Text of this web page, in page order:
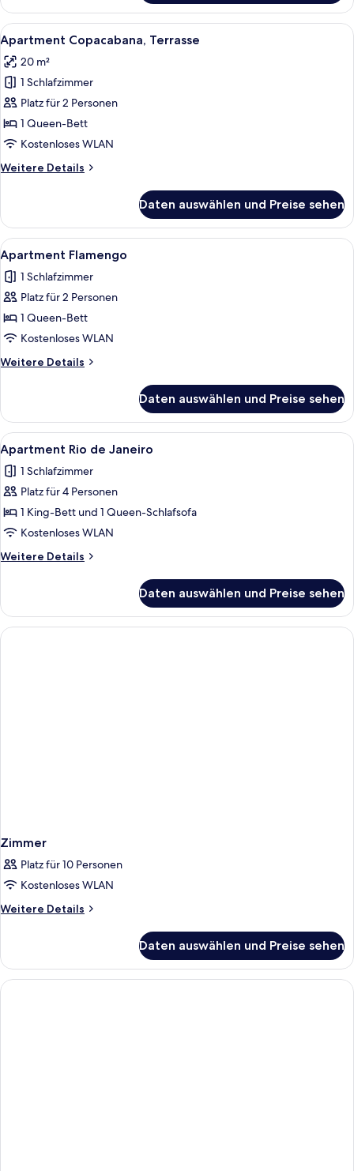
Copacabana,
Balkon
Alle
Fotos
für
Apartment
Copacabana,
Terrasse
anzeigen
Ein Hotelzimmer mit einem Bett,
12
Apartment Copacabana, Terrasse
20 m²
1 Schlafzimmer
Platz für 2 Personen
1 Queen-Bett
Kostenloses WLAN
Weitere Details
Weitere
Copacabana,
Terrasse
Daten auswählen und Preise sehen
Alle
Fotos
für
Apartment
Flamengo
anzeigen
Ein Hotelzimmer mit einem Bett,
16
Apartment Flamengo
1 Schlafzimmer
Platz für 2 Personen
1 Queen-Bett
Kostenloses WLAN
Weitere Details
Weitere
Flamengo
Daten auswählen und Preise sehen
Alle
Fotos
für
Apartment
Rio
de
Janeiro
anzeigen
Ein modernes Hotelzimmer mit
14
Apartment Rio de Janeiro
1 Schlafzimmer
Platz für 4 Personen
1 King-Bett und 1 Queen-Schlafsofa
Kostenloses WLAN
Weitere Details
Weitere
Rio
de
Janeiro
Daten auswählen und Preise sehen
Zimmer
Platz für 10 Personen
Kostenloses WLAN
Weitere Details
Weitere
Daten auswählen und Preise sehen